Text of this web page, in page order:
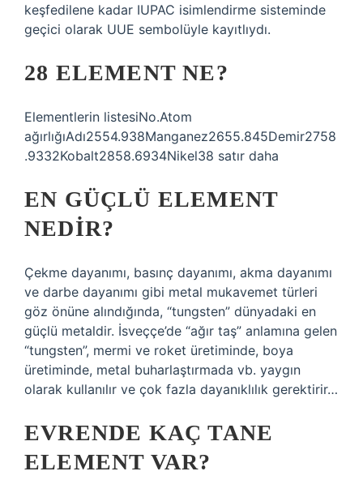
keşfedilene kadar IUPAC isimlendirme sisteminde
geçici olarak UUE sembolüyle kayıtlıydı.
28 ELEMENT NE?
Elementlerin listesiNo.Atom
ağırlığıAdı2554.938Manganez2655.845Demir2758
.9332Kobalt2858.6934Nikel38 satır daha
EN GÜÇLÜ ELEMENT
NEDIR?
Çekme dayanımı, basınç dayanımı, akma dayanımı
ve darbe dayanımı gibi metal mukavemet türleri
göz önüne alındığında, “tungsten” dünyadaki en
güçlü metaldir. İsveççe’de “ağır taş” anlamına gelen
“tungsten”, mermi ve roket üretiminde, boya
üretiminde, metal buharlaştırmada vb. yaygın
olarak kullanılır ve çok fazla dayanıklılık gerektirir…
EVRENDE KAÇ TANE
ELEMENT VAR?